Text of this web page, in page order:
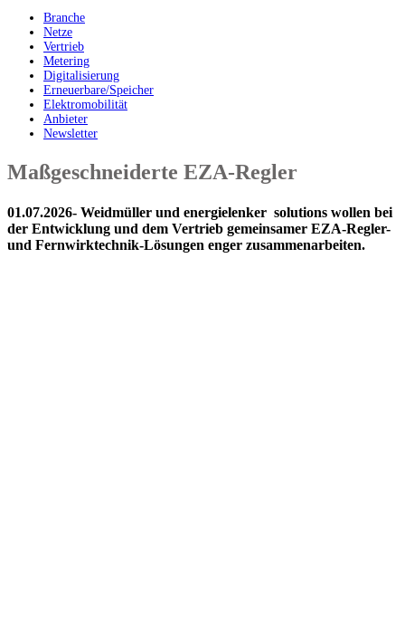
Branche
Netze
Vertrieb
Metering
Digitalisierung
Erneuerbare/Speicher
Elektromobilität
Anbieter
Newsletter
Maßgeschneiderte EZA-Regler
01.07.2026- Weidmüller und energielenker solutions wollen bei
der Entwicklung und dem Vertrieb gemeinsamer EZA-Regler-
und Fernwirktechnik-Lösungen enger zusammenarbeiten.